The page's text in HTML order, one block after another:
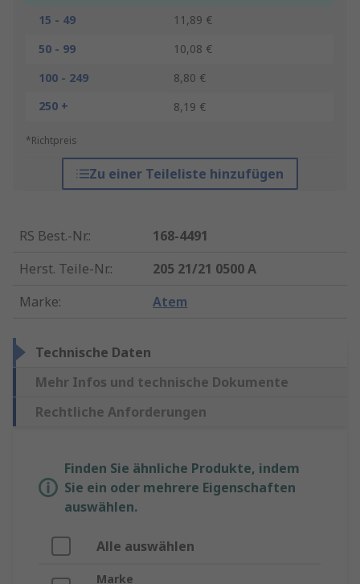
15 - 49
11,89 €
50 - 99
10,08 €
100 - 249
8,80 €
250 +
8,19 €
*Richtpreis
Zu einer Teileliste hinzufügen
RS Best.-Nr.:
168-4491
Herst. Teile-Nr.:
205 21/21 0500 A
Marke: Atem
Technische Daten
Mehr Infos und technische Dokumente
Rechtliche Anforderungen
Finden Sie ähnliche Produkte, indem
Sie ein oder mehrere Eigenschaften
auswählen.
Alle auswählen
Marke